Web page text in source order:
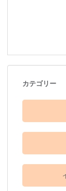
カテゴリー